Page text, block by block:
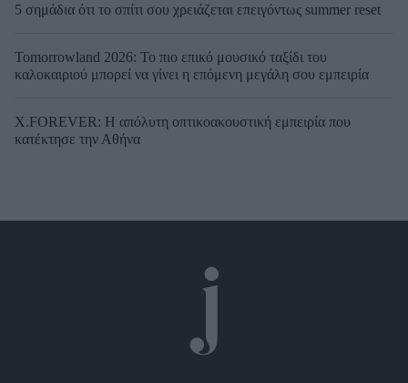
5 σημάδια ότι το σπίτι σου χρειάζεται επειγόντως summer reset
Tomorrowland 2026: Το πιο επικό μουσικό ταξίδι του
καλοκαιριού μπορεί να γίνει η επόμενη μεγάλη σου εμπειρία
X.FOREVER: Η απόλυτη οπτικοακουστική εμπειρία που
κατέκτησε την Αθήνα